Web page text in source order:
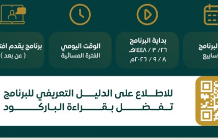
زاويته
ومكانته في بناء
بحثٍ مستفيض في
كما اتسم منهجه
بأسلوب منظم